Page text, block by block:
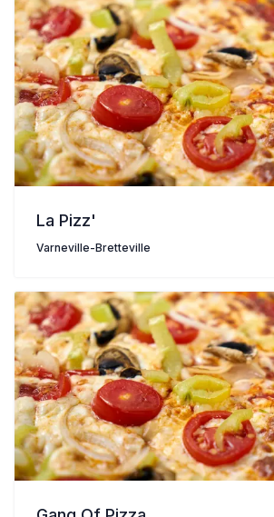
La Pizz'
Varneville-Bretteville